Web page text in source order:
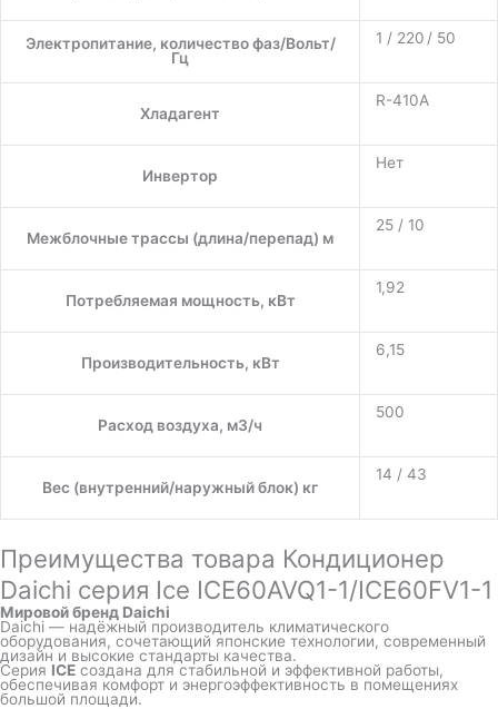
Электропитание, количество фаз/Вольт/
Гц
1 / 220 / 50
Хладагент
R-410A
Инвертор
Нет
Межблочные трассы (длина/перепад) м
25 / 10
Потребляемая мощность, кВт
1,92
Производительность, кВт
6,15
Расход воздуха, м3/ч
500
Вес (внутренний/наружный блок) кг
14 / 43
Преимущества товара Кондиционер
Daichi серия Ice ICE60AVQ1-1/ICE60FV1-1
Мировой бренд Daichi
Daichi — надёжный производитель климатического
оборудования, сочетающий японские технологии, современный
дизайн и высокие стандарты качества.
Серия ICE создана для стабильной и эффективной работы,
обеспечивая комфорт и энергоэффективность в помещениях
большой площади.